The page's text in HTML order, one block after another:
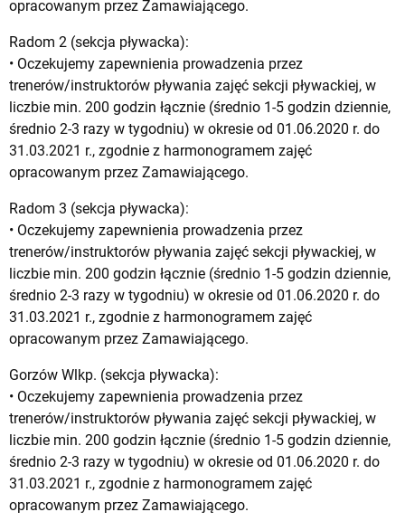
opracowanym przez Zamawiającego.
Radom 2 (sekcja pływacka):
• Oczekujemy zapewnienia prowadzenia przez
trenerów/instruktorów pływania zajęć sekcji pływackiej, w
liczbie min. 200 godzin łącznie (średnio 1-5 godzin dziennie,
średnio 2-3 razy w tygodniu) w okresie od 01.06.2020 r. do
31.03.2021 r., zgodnie z harmonogramem zajęć
opracowanym przez Zamawiającego.
Radom 3 (sekcja pływacka):
• Oczekujemy zapewnienia prowadzenia przez
trenerów/instruktorów pływania zajęć sekcji pływackiej, w
liczbie min. 200 godzin łącznie (średnio 1-5 godzin dziennie,
średnio 2-3 razy w tygodniu) w okresie od 01.06.2020 r. do
31.03.2021 r., zgodnie z harmonogramem zajęć
opracowanym przez Zamawiającego.
Gorzów Wlkp. (sekcja pływacka):
• Oczekujemy zapewnienia prowadzenia przez
trenerów/instruktorów pływania zajęć sekcji pływackiej, w
liczbie min. 200 godzin łącznie (średnio 1-5 godzin dziennie,
średnio 2-3 razy w tygodniu) w okresie od 01.06.2020 r. do
31.03.2021 r., zgodnie z harmonogramem zajęć
opracowanym przez Zamawiającego.